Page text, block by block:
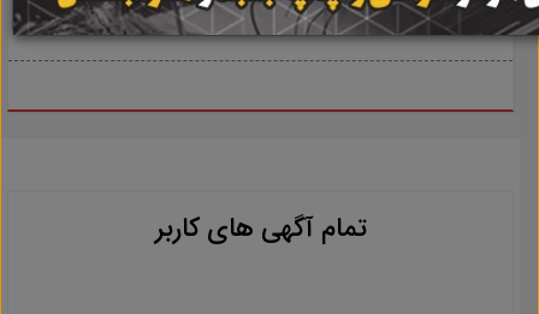
تمام آگهی های کاربر